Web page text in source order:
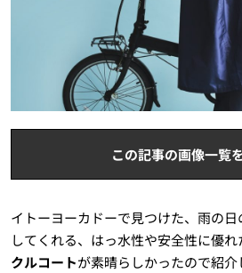
この記事の画像一覧
イトーヨーカドーで見つけた、雨の
してくれる、はっ水性や安全性に優れ
クルコートが素晴らしかったので紹介